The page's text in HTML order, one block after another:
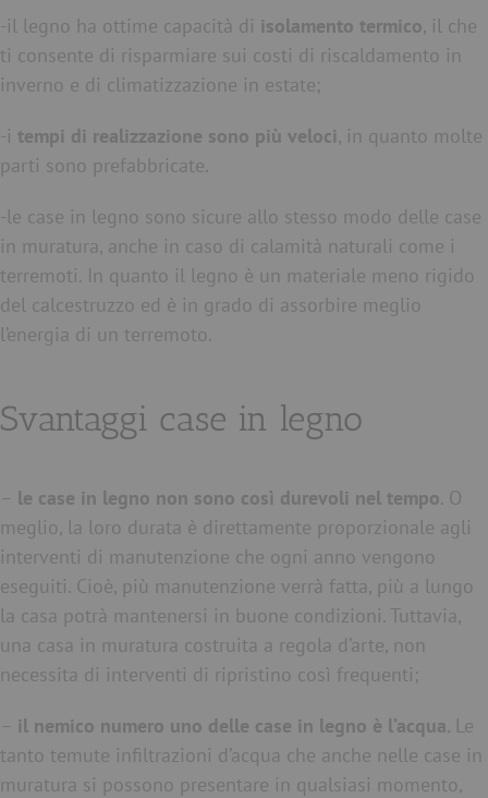
-il legno ha ottime capacità di isolamento termico, il che
ti consente di risparmiare sui costi di riscaldamento in
inverno e di climatizzazione in estate;
-i tempi di realizzazione sono più veloci, in quanto molte
parti sono prefabbricate.
-le case in legno sono sicure allo stesso modo delle case
in muratura, anche in caso di calamità naturali come i
terremoti. In quanto il legno è un materiale meno rigido
del calcestruzzo ed è in grado di assorbire meglio
l’energia di un terremoto.
Svantaggi case in legno
– le case in legno non sono così durevoli nel tempo. O
meglio, la loro durata è direttamente proporzionale agli
interventi di manutenzione che ogni anno vengono
eseguiti. Cioè, più manutenzione verrà fatta, più a lungo
la casa potrà mantenersi in buone condizioni. Tuttavia,
una casa in muratura costruita a regola d’arte, non
necessita di interventi di ripristino così frequenti;
– il nemico numero uno delle case in legno è l’acqua. Le
tanto temute infiltrazioni d’acqua che anche nelle case in
muratura si possono presentare in qualsiasi momento,